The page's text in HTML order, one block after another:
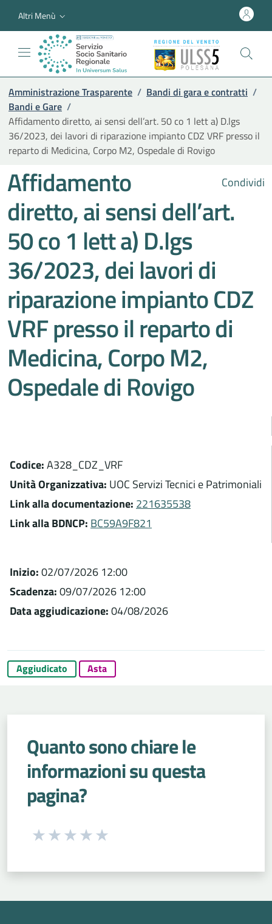
Altri Menù
Amministrazione Trasparente / Bandi di gara e contratti /
Bandi e Gare /
Affidamento diretto, ai sensi dell’art. 50 co 1 lett a) D.lgs
36/2023, dei lavori di riparazione impianto CDZ VRF presso il
reparto di Medicina, Corpo M2, Ospedale di Rovigo
Condividi
Affidamento
diretto, ai sensi dell’art.
50 co 1 lett a) D.lgs
36/2023, dei lavori di
riparazione impianto CDZ
VRF presso il reparto di
Medicina, Corpo M2,
Ospedale di Rovigo
Codice:A328_CDZ_VRF
Unità Organizzativa: UOC Servizi Tecnici e Patrimoniali
Link alla documentazione: 221635538
Link alla BDNCP: BC59A9F821
Inizio:02/07/2026 12:00
Scadenza:09/07/2026 12:00
Data aggiudicazione:04/08/2026
Aggiudicato Asta
Quanto sono chiare le
informazioni su questa
pagina?
Seleziona una valutazione da 1 a 5 stelle